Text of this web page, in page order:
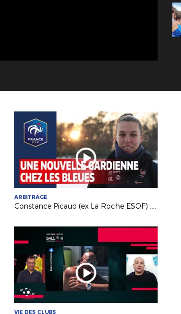
ARBITRAGE
Constance Picaud (ex La Roche ESOF) : une nouvelle gardienne chez les Bleues
VIE DES CLUBS